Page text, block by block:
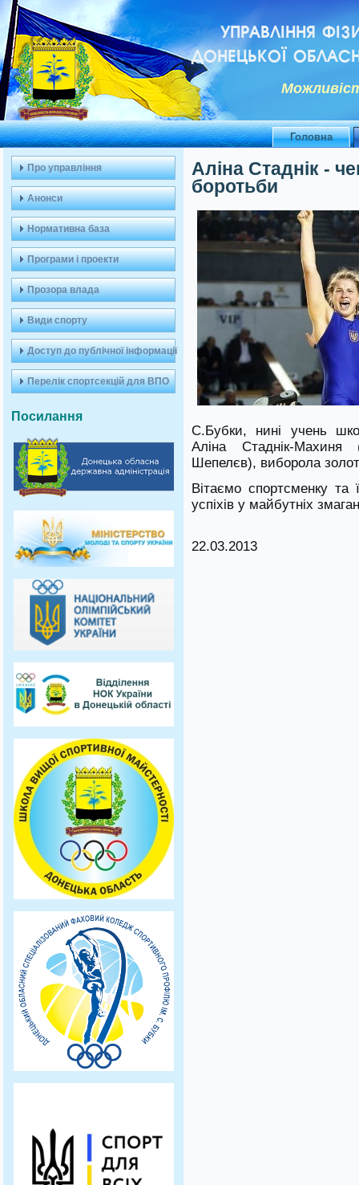
УПРАВЛІННЯ
ДОНЕЦЬКОЇ
Головна
Про управління
Анонси
Нормативна база
Програми і проекти
Прозора влада
Види спорту
Доступ до публічної інформації
Перелік спортсекцій для ВПО
Посилання
Аліна Стаднік -
боротьби
С.Бубки, нині учень
Аліна Стаднік-
Шепелєв), виборола
Вітаємо спортсменку
успіхів у майбутніх
22.03.2013